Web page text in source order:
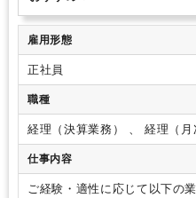
に取り組んでいただくことを
形成・組織の拡大に合わせて
の交流だけでなく視線や価値
MVVの浸透や社内交流の企画
ただきます。
て、庶務業務も一部お手伝い
雇用形態
正社員
職種
仕事内容
ご経験・適性に応じて以下の